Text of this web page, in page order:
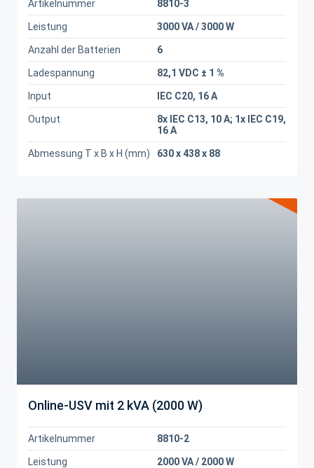
Artikelnummer 8810-3
Leistung 3000 VA / 3000 W
Anzahl der Batterien 6
Ladespannung 82,1 VDC ± 1 %
Input IEC C20, 16 A
Output
8x IEC C13, 10 A; 1x IEC C19,
16 A
Abmessung T x B x H (mm) 630 x 438 x 88
Online-USV mit 2 kVA (2000 W)
Artikelnummer 8810-2
Leistung 2000 VA / 2000 W